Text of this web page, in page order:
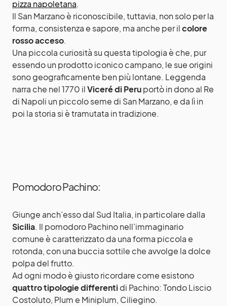
pizza napoletana.
Il San Marzano è riconoscibile, tuttavia, non solo per la
forma, consistenza e sapore, ma anche per ilcolore
rosso acceso.
Una piccola curiosità su questa tipologia è che, pur
essendo un prodotto iconico campano, le sue origini
sono geograficamente ben più lontane. Leggenda
narra che nel 1770 ilViceré di Peruportò in dono al Re
di Napoli un piccolo seme di San Marzano, e da lì in
poi la storia si è tramutata in tradizione.
Pomodoro Pachino:
Giunge anch’esso dal Sud Italia, in particolare dalla
Sicilia. Il pomodoro Pachino nell’immaginario
comune è caratterizzato da una forma piccola e
rotonda, con una buccia sottile che avvolge la dolce
polpa del frutto.
Ad ogni modo è giusto ricordare come esistono
quattro tipologie differenti di Pachino: Tondo Liscio
Costoluto, Plum e Miniplum, Ciliegino.